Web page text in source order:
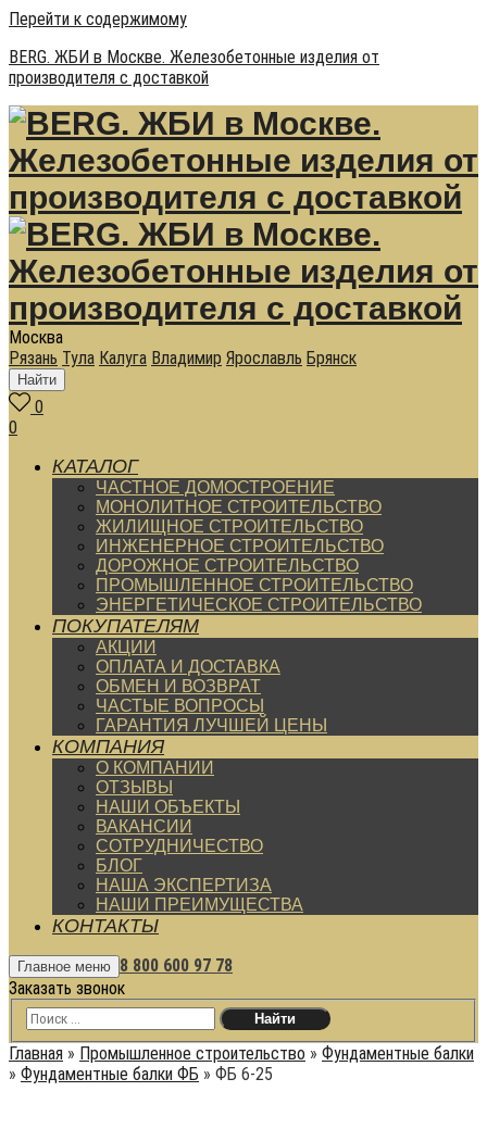
Перейти к содержимому
BERG. ЖБИ в Москве. Железобетонные изделия от
производителя с доставкой
Москва
Рязань Тула Калуга Владимир Ярославль Брянск
Найти
0
0
КАТАЛОГ
ЧАСТНОЕ ДОМОСТРОЕНИЕ
МОНОЛИТНОЕ СТРОИТЕЛЬСТВО
ЖИЛИЩНОЕ СТРОИТЕЛЬСТВО
ИНЖЕНЕРНОЕ СТРОИТЕЛЬСТВО
ДОРОЖНОЕ СТРОИТЕЛЬСТВО
ПРОМЫШЛЕННОЕ СТРОИТЕЛЬСТВО
ЭНЕРГЕТИЧЕСКОЕ СТРОИТЕЛЬСТВО
ПОКУПАТЕЛЯМ
АКЦИИ
ОПЛАТА И ДОСТАВКА
ОБМЕН И ВОЗВРАТ
ЧАСТЫЕ ВОПРОСЫ
ГАРАНТИЯ ЛУЧШЕЙ ЦЕНЫ
КОМПАНИЯ
О КОМПАНИИ
ОТЗЫВЫ
НАШИ ОБЪЕКТЫ
ВАКАНСИИ
СОТРУДНИЧЕСТВО
БЛОГ
НАША ЭКСПЕРТИЗА
НАШИ ПРЕИМУЩЕСТВА
КОНТАКТЫ
Главное меню 8 800 600 97 78
Заказать звонок
Главная » Промышленное строительство » Фундаментные балки
» Фундаментные балки ФБ » ФБ 6-25